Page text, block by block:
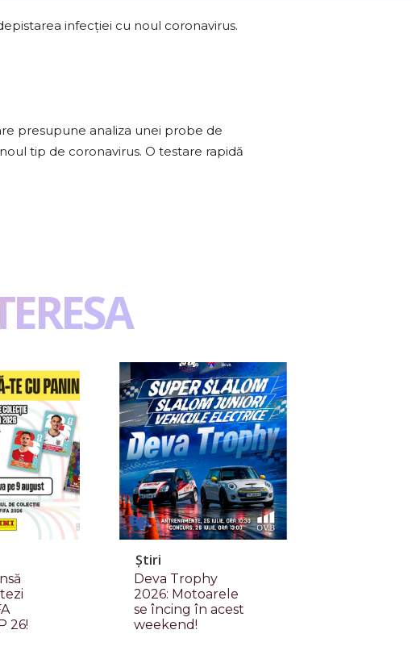
infecției cu noul coronavirus.
presupune analiza unei probe de
tip de coronavirus. O testare rapidă
26!
Știri
Deva Trophy
2026: Motoarele
se încing în acest
weekend!